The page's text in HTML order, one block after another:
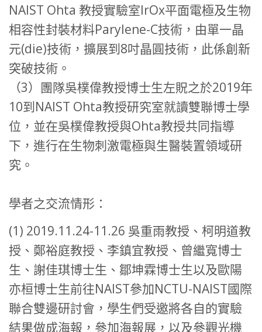
NAIST Ohta 教授實驗室IrOx平面電極及生物
相容性封裝材料Parylene-C技術，由單一晶
元(die)技術，擴展到8吋晶圓技術，此係創新
突破技術。
（3）團隊吳樸偉教授博士生左貺之於2019年
10到NAIST Ohta教授研究室就讀雙聯博士學
位，並在吳樸偉教授與Ohta教授共同指導
下，進行在生物刺激電極與生醫裝置領域研
究。
學者之交流情形：
(1) 2019.11.24-11.26 吳重雨教授、柯明道教
授、鄭裕庭教授、李鎮宜教授、曾繼寬博士
生、謝佳琪博士生、鄒坤霖博士生以及歐陽
亦桓博士生前往NAIST參加NCTU-NAIST國際
聯合雙邊研討會，學生們受邀將各自的實驗
結果做成海報，參加海報展，以及參觀光機